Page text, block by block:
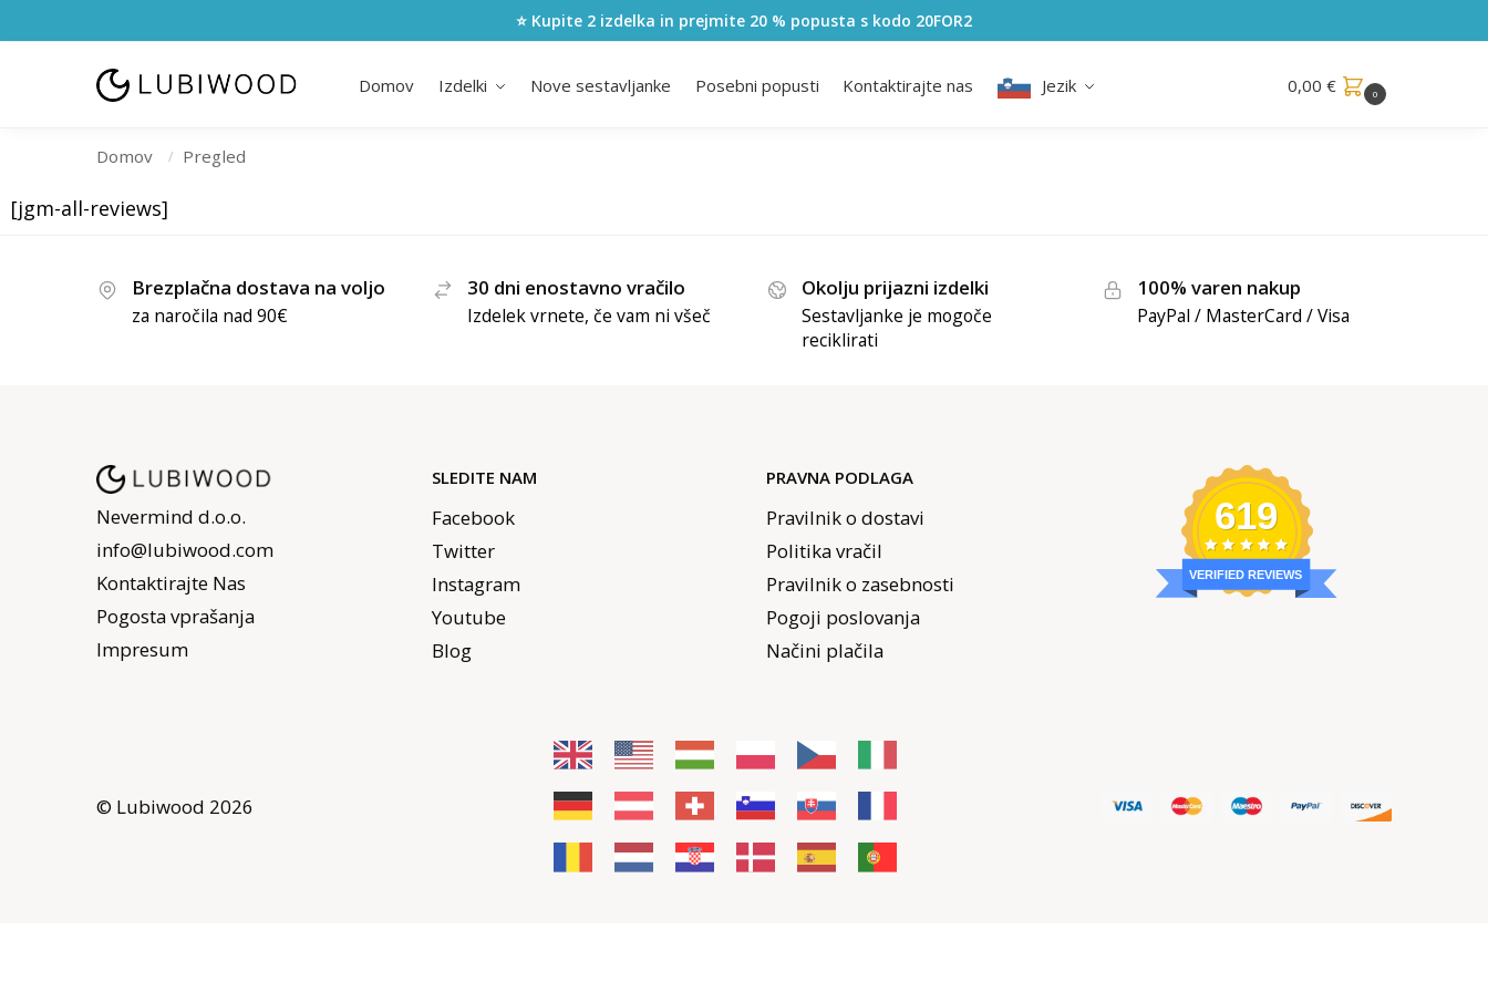
⭐ Kupite 2 izdelka in prejmite 20 % popusta s kodo 20FOR2
Domov Izdelki Nove sestavljanke Posebni popusti Kontaktirajte nas Jezik 0,00 € 0
Domov / Pregled
[jgm-all-reviews]
Brezplačna dostava na voljo
za naročila nad 90€
30 dni enostavno vračilo
Izdelek vrnete, če vam ni všeč
Okolju prijazni izdelki
Sestavljanke je mogoče
reciklirati
100% varen nakup
PayPal / MasterCard / Visa
Nevermind d.o.o.
info@lubiwood.com
Kontaktirajte Nas
Pogosta vprašanja
Impresum
SLEDITE NAM
Facebook
Twitter
Instagram
Youtube
Blog
PRAVNA PODLAGA
Pravilnik o dostavi
Politika vračil
Pravilnik o zasebnosti
Pogoji poslovanja
Načini plačila
619
VERIFIED REVIEWS
© Lubiwood 2026